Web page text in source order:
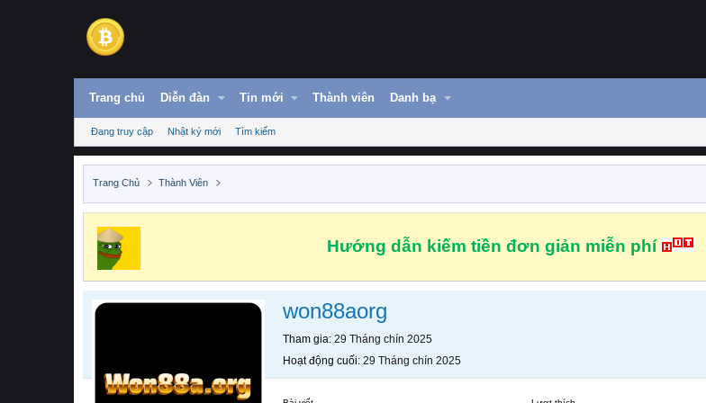
Trang chủ Diễn đàn Tin mới Thành viên Danh bạ
Đang truy cập Nhật ký mới Tìm kiếm
Trang Chủ Thành Viên
Hướng dẫn kiếm tiền đơn giản miễn phí
won88aorg
Tham gia 29 Tháng chín 2025
Hoạt động cuối 29 Tháng chín 2025